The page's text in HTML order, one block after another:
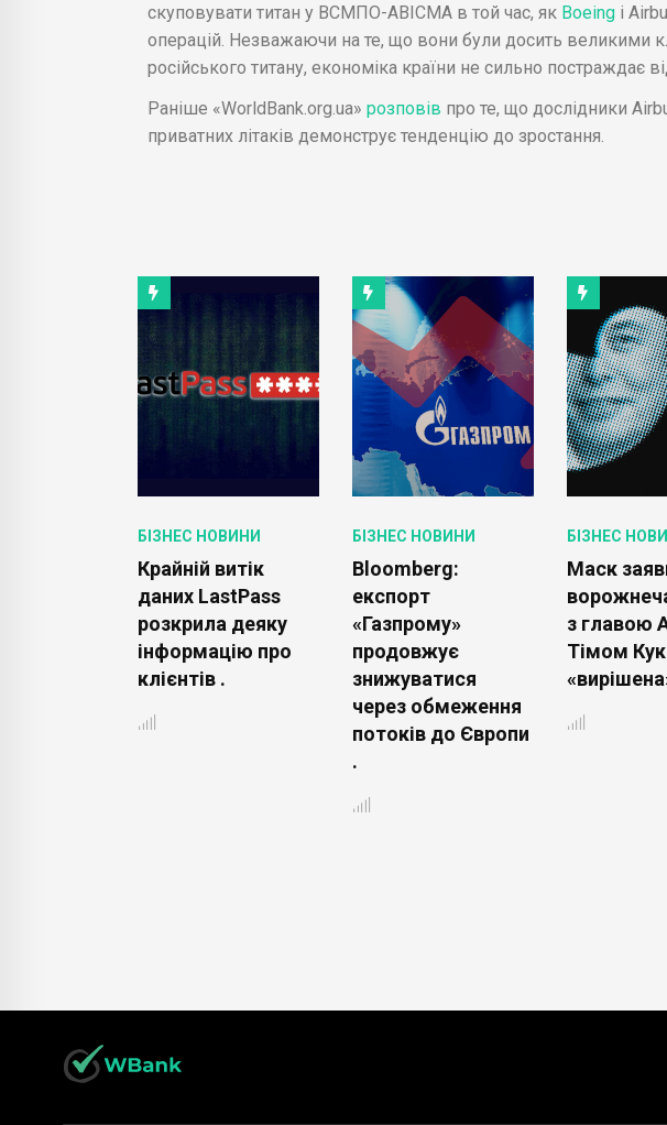
скуповувати титан у ВСМПО-АВІСМА в той час, якBoeing і
операцій. Незважаючи на те, що вони були досить великими
російського титану, економіка країни не сильно постраждає
Раніше «WorldBank.org.ua» розповів про те, що дослідники
приватних літаків демонструє тенденцію до зростання.
БІЗНЕС НОВИНИ
Крайній витік
даних LastPass
розкрила деяку
інформацію про
клієнтів .
БІЗНЕС НОВИНИ
Bloomberg:
експорт
«Газпрому»
продовжує
знижуватися
через обмеження
потоків до Європи
.
БІЗНЕС
Маск
з главою
Тімом